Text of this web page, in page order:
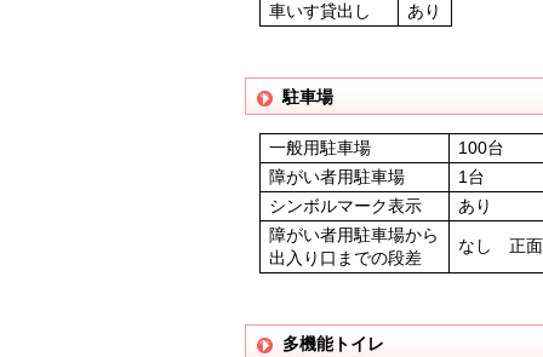
車いす貸出し
あり
駐車場
一般用駐車場
100台
障がい者用駐車場
1台
シンボルマーク表示
あり
障がい者用駐車場から
出入り口までの段差
なし 正面
多機能トイレ